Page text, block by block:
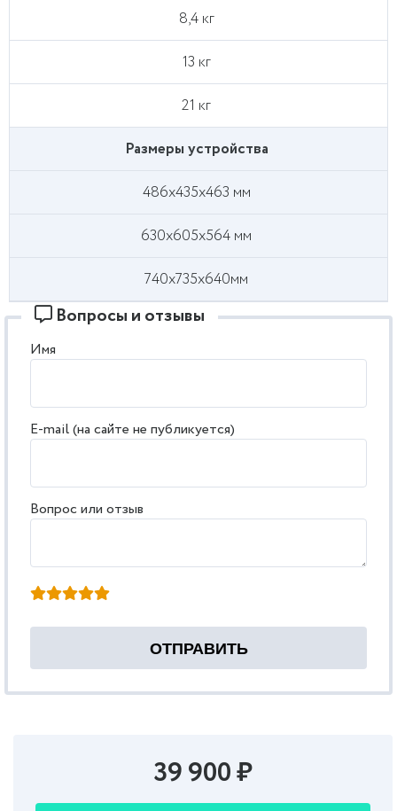
8,4 кг
13 кг
21 кг
Размеры устройства
486x435x463 мм
630x605x564 мм
740х735х640мм
Вопросы и отзывы
Имя
E-mail (на сайте не публикуется)
Вопрос или отзыв
39 900 ₽